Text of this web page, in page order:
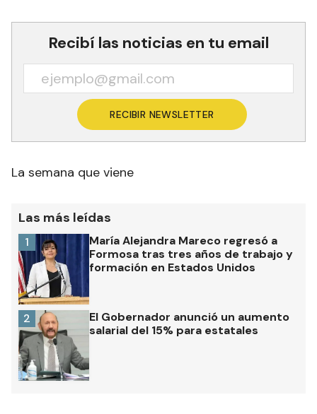
Recibí las noticias en tu email
RECIBIR NEWSLETTER
La semana que viene
Las más leídas
María Alejandra Mareco regresó a
Formosa tras tres años de trabajo y
formación en Estados Unidos
1
El Gobernador anunció un aumento
salarial del 15% para estatales
2